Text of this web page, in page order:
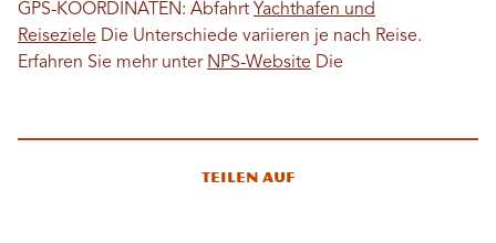
GPS-KOORDINATEN: Abfahrt Yachthafen und
Reiseziele Die Unterschiede variieren je nach Reise.
Erfahren Sie mehr unter NPS-Website Die
Teilen auf